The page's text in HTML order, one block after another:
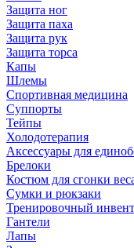
Защита ног
Защита паха
Защита рук
Защита торса
Капы
Шлемы
Спортивная медицина
Суппорты
Тейпы
Холодотерапия
Аксессуары для
Брелоки
Костюм для сгонки
Сумки и рюкзаки
Тренировочный
Гантели
Лапы